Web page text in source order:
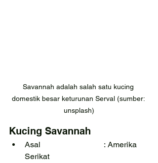
Savannah adalah salah satu kucing
domestik besar keturunan Serval (sumber:
unsplash)
Kucing Savannah
Asal				: Amerika
Serikat